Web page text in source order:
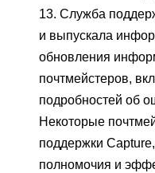
13. Служба
и выпускала
обновления
почтмейстеров,
подробностей об
Некоторые
поддержки
полномочия и